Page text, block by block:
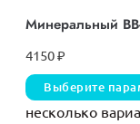
Минеральный
4150₽
Выберите
несколько